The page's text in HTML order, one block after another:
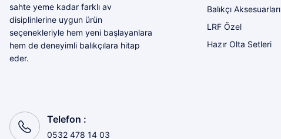
Sorunsuz
olcay tunçeli | 10/07/2026
Sorunsuz
olcay tunçeli | 10/07/2026
sahte yeme kadar farklı av
disiplinlerine uygun ürün
seçenekleriyle hem yeni başlayanlara
hem de deneyimli balıkçılara hitap
eder.
Telefon :
0532 478 14 03
Balıkçı Aksesuarları
LRF Özel
Hazır Olta Setleri